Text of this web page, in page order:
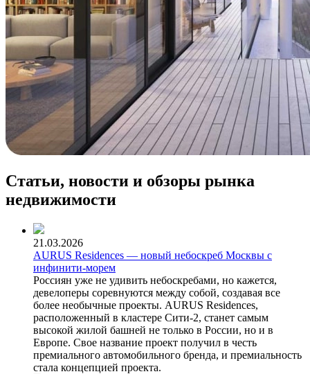
Статьи, новости и обзоры рынка
недвижимости
21.03.2026
AURUS Residences — новый небоскреб Москвы с
инфинити-морем
Россиян уже не удивить небоскребами, но кажется,
девелоперы соревнуются между собой, создавая все
более необычные проекты. AURUS Residences,
расположенный в кластере Сити-2, станет самым
высокой жилой башней не только в России, но и в
Европе. Свое название проект получил в честь
премиального автомобильного бренда, и премиальность
стала концепцией проекта.